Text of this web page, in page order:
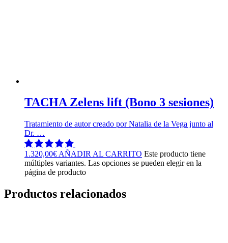
TACHA Zelens lift (Bono 3 sesiones)
Tratamiento de autor creado por Natalia de la Vega junto al
Dr. …
1.320,00€ AÑADIR AL CARRITO Este producto tiene
múltiples variantes. Las opciones se pueden elegir en la
página de producto
Productos relacionados